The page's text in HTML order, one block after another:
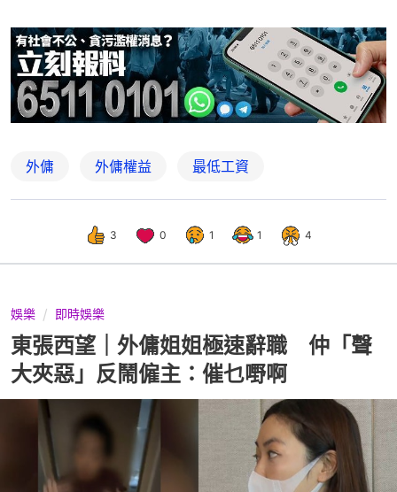
外傭 外傭權益 最低工資
3 0 1 1 4
娛樂 即時娛樂
東張西望｜外傭姐姐極速辭職 仲「聲
大夾惡」反鬧僱主：催乜嘢啊